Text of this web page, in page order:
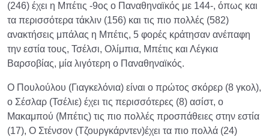
(246) έχει η Μπέτις -9ος ο Παναθηναϊκός με 144-, όπως και
τα περισσότερα τάκλιν (156) και τις πιο πολλές (582)
ανακτήσεις μπάλας η Μπέτις, 5 φορές κράτησαν ανέπαφη
την εστία τους, Τσέλσι, Ολίμπια, Μπέτις και Λέγκια
Βαρσοβίας, μία λιγότερη ο Παναθηναϊκός.
Ο Πουλούλου (Γιαγκελόνια) είναι ο πρώτος σκόρερ (8 γκολ),
ο Σέσλαρ (Τσέλιε) έχει τις περισσότερες (8) ασίστ, ο
Μακαμπού (Μπέτις) τις πιο πολλές προσπάθειες στην εστία
(17), Ο Στένσον (Τζουργκάρντεν)έχει τα πιο πολλά (24)